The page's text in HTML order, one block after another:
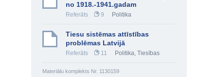
no 1918.-1941.gadam
Referāts 9 Politika
Tiesu sistēmas attīstības
problēmas Latvijā
Referāts 11 Politika, Tiesības
Materiālu komplekts Nr. 1130159